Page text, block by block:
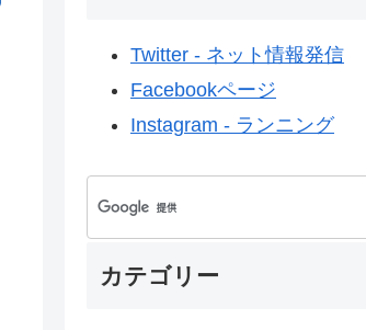
Twitter - ネット情報発信
Facebookページ
Instagram - ランニング
カテゴリー